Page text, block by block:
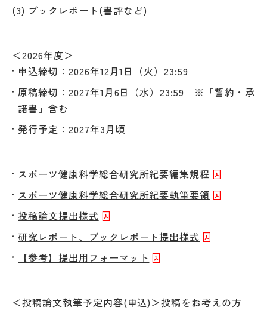
ブックレポート(書評など)
＜2026年度＞
申込締切：2026年12月1日（火）23:59
原稿締切：2027年1月6日（水）23:59 ※「誓約・承
諾書」含む
発行予定：2027年3月頃
スポーツ健康科学総合研究所紀要編集規程
スポーツ健康科学総合研究所紀要執筆要領
投稿論文提出様式
研究レポート、ブックレポート提出様式
【参考】提出用フォーマット
＜投稿論文執筆予定内容(申込)＞投稿をお考えの方